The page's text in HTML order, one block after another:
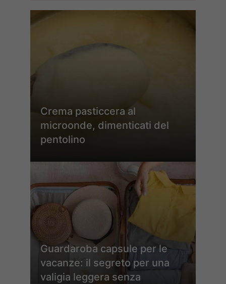
Crema pasticcera al
microonde, dimenticati del
pentolino
Guardaroba capsule per le
vacanze: il segreto per una
valigia leggera senza